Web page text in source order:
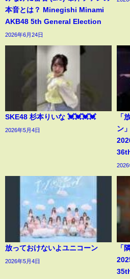
本音とは？ Minegishi Minami
AKB48 5th General Election
2026年6月24日
SKE48 杉本りいな 💓💓💓💓
2026年5月4日
「
ン
2026
放っておけないよユニコーン
2026年5月4日
「